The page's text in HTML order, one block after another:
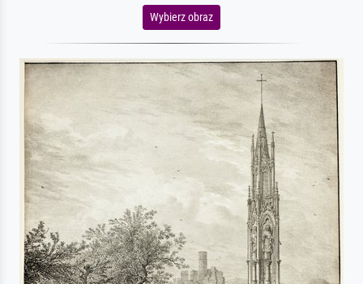
Wybierz obraz